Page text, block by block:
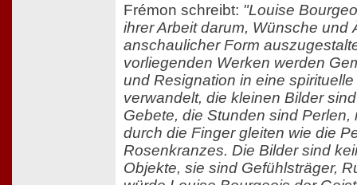
Frémon schreibt: "Louise
ihrer Arbeit darum, Wünsche und
anschaulicher Form
vorliegenden Werken werden
und Resignation in eine
verwandelt, die kleinen Bilder
Gebete, die Stunden sind Perlen,
durch die Finger gleiten wie die
Rosenkranzes. Die Bilder sind
Objekte, sie sind Gefühlsträger,